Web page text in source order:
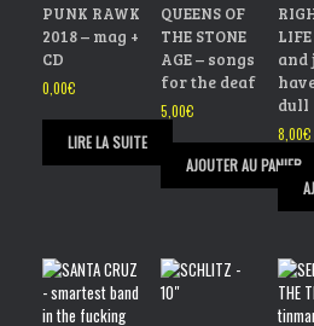
PUNK RAWK
2018 – mag +
CD
0,00€
LIRE LA SUITE
QUEENS OF
THE STONE
AGE – songs
for the deaf
5,00€
AJOUTER AU PANIER
and
dull
8,00€